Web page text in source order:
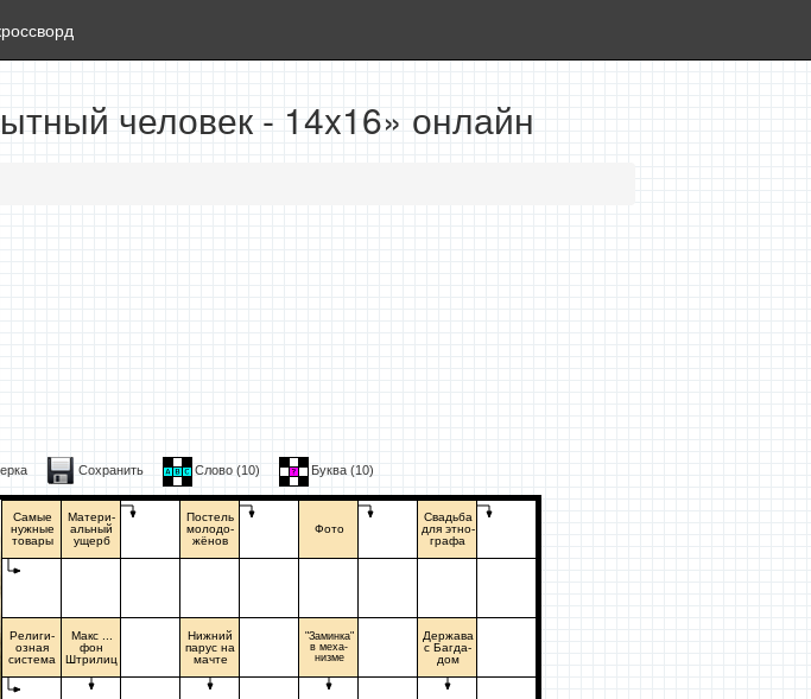
человек - 14x16» онлайн
Сохранить Слово (10) Буква (10)
Самые
нужные
товары
Религи-
озная
система
Матери-
альный
ущерб
Макс ...
фон
Штрилиц
Постель
молодо-
жёнов
Нижний
парус на
мачте
Фото
"Заминка"
в меха-
низме
Свадьба
для этно-
графа
Держава
с Багда-
дом